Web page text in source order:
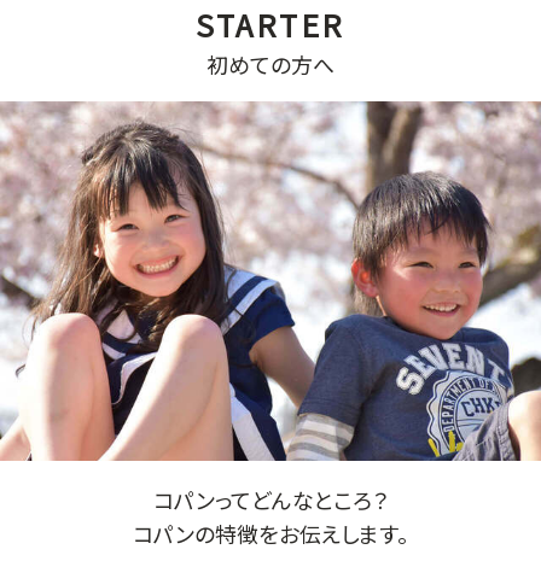
初めての方へ
コパンってどんなところ？
コパンの特徴をお伝えします。